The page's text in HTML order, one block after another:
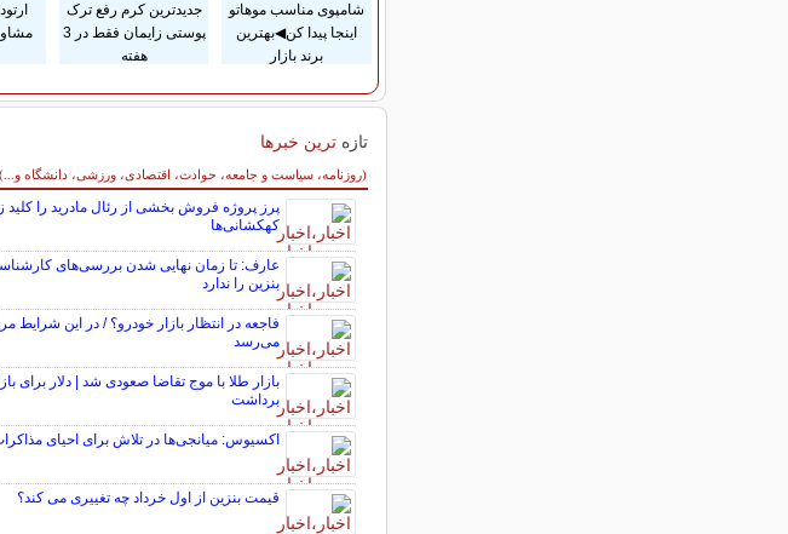
شامپوی مناسب موهاتو
اینجا پیدا کن◀بهترین
برند بازار
جدیدترین کرم رفع ترک
پوستی زایمان فقط در 3
هفته
تازه ترین خبرها
(روزنامه، سیاست و جامعه، حوادث، اقتصادی، ورزشی، دانشگاه و...)
سایر خبرهای داغ
پرز پروژه فروش بخشی از رئال مادرید را کلید
کهکشانی‌ها
عارف: تا زمان نهایی شدن بررسی‌های
بنزین را ندارد
فاجعه در انتظار بازار خودرو؟ / در این شرایط
می‌رسد
برداشت
اکسیوس: میانجی‌ها در تلاش برای احیای
قیمت بنزین از اول خرداد چه تغییری می کند؟